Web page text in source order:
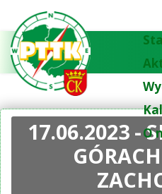
O
17.06.2023 -